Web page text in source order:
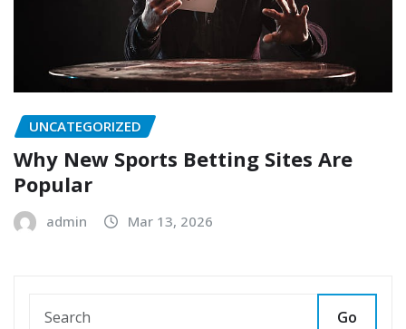
UNCATEGORIZED
Why New Sports Betting Sites Are
Popular
admin Mar 13, 2026
Go